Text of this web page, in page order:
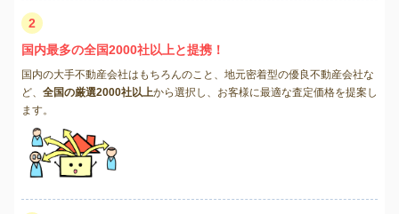
2
国内最多の全国2000社以上と提携！
国内の大手不動産会社はもちろんのこと、地元密着型の優良不動産会社な
ど、 全国の厳選2000社以上から選択し、お客様に最適な査定価格を提案し
ます。